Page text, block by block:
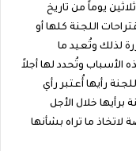
يوماً من تاريخ
اللجنة كلها أو
لذلك وتُعيد ما
وتُحدد لها أجلاً
رأيها أُعتبر رأي
خلال الأجل
لاتخاذ ما تراه بشأنها